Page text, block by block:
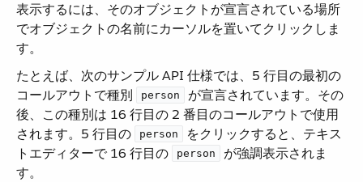
表示するには、そのオブジェクトが宣言されている場所
でオブジェクトの名前にカーソルを置いてクリックしま
す。
たとえば、次のサンプル API 仕様では、5 行目の最初の
コールアウトで種別 ​
person
​ が宣言されています。その
後、この種別は 16 行目の 2 番目のコールアウトで使用
されます。5 行目の ​
person
​ をクリックすると、テキス
トエディターで 16 行目の ​
person
​ が強調表示されま
す。